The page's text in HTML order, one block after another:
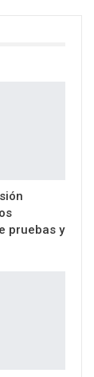
pruebas y